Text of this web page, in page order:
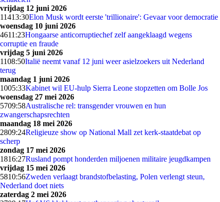
vrijdag 12 juni 2026
11413:30Elon Musk wordt eerste 'trillionaire': Gevaar voor democratie
woensdag 10 juni 2026
4611:23Hongaarse anticorruptiechef zelf aangeklaagd wegens
corruptie en fraude
vrijdag 5 juni 2026
1108:50Italië neemt vanaf 12 juni weer asielzoekers uit Nederland
terug
maandag 1 juni 2026
1005:33Kabinet wil EU-hulp Sierra Leone stopzetten om Bolle Jos
woensdag 27 mei 2026
5709:58Australische rel: transgender vrouwen en hun
zwangerschapsrechten
maandag 18 mei 2026
2809:24Religieuze show op National Mall zet kerk-staatdebat op
scherp
zondag 17 mei 2026
1816:27Rusland pompt honderden miljoenen militaire jeugdkampen
vrijdag 15 mei 2026
5810:56Zweden verlaagt brandstofbelasting, Polen verlengt steun,
Nederland doet niets
zaterdag 2 mei 2026